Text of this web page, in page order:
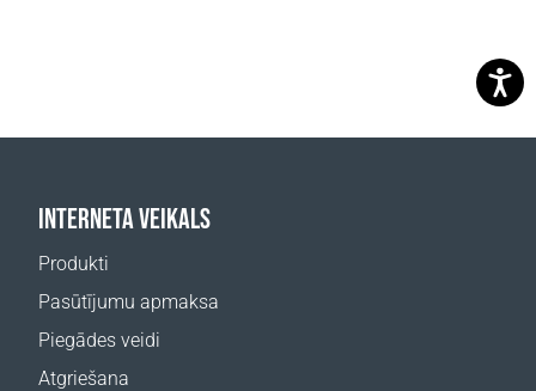
INTERNETA VEIKALS
Produkti
Pasūtījumu apmaksa
Piegādes veidi
Atgriešana